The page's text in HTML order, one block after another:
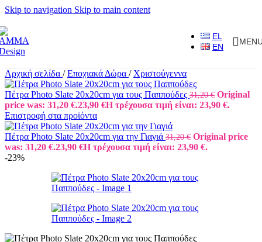
Skip to navigation Skip to main content
EL
EN
Αρχική σελίδα / Εποχιακά Δώρα / Χριστούγεννα
Πέτρα Photo Slate 20x20cm για τους Παππούδες 31,20€ Original
price was: 31,20 €.23,90 €Η τρέχουσα τιμή είναι: 23,90 €.
Επιστροφή στα προϊόντα
Πέτρα Photo Slate 20x20cm για την Γιαγιά 31,20€ Original price
was: 31,20 €.23,90 €Η τρέχουσα τιμή είναι: 23,90 €.
-23%